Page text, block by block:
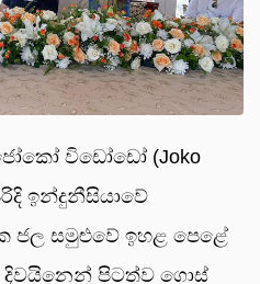
විඩෝඩෝ (Joko
ඉන්දුනීසියාවේ
ජල සමුළුවේ ඉහළ පෙළේ
දිවයිනෙන් පිටත්ව ගොස්